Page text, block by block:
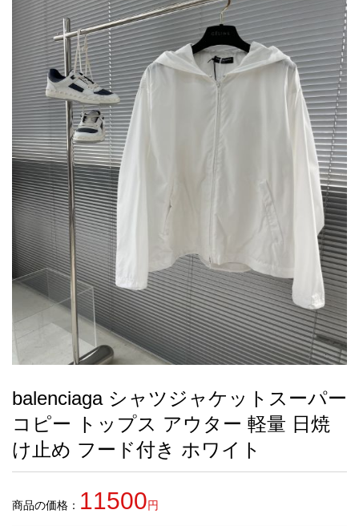
ー
登
録
ー
ダ
ー
管
理
お
知
ら
せ
yoyocopys@gmail.com
2026人気特集
バッグ
財布
時計
服
ズボン
衣装セット
靴
住まい用品
アクセサリー
ベルト
スカーフ
アイフォーンケ
ース
小物
新
品
す
す
め
商
当店は正真正銘のn級スーパーコピーのみ取扱い。最高品質の再現度を
2026春の新作続々更新中！期間中のご注文でお得な割引をご利用いただ
新作入荷！ルイ・ヴィトンスーパーコピー バッグ最新モデルが登場。
balenciaga シャツジャケットスーパー
コピー トップス アウター 軽量 日焼
け止め フード付き ホワイト
商品の価格： 11500円